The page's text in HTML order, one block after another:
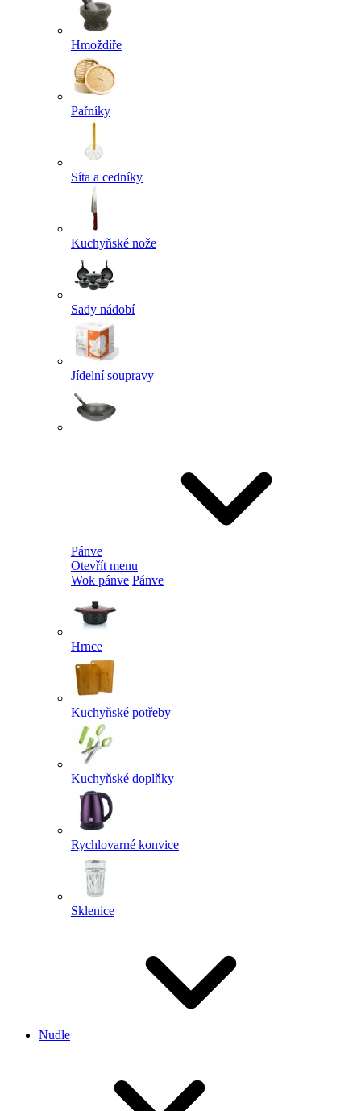
Hmoždíře
Pařníky
Síta a cedníky
Kuchyňské nože
Sady nádobí
Jídelní soupravy
Pánve
Otevřít menu
Wok pánve Pánve
Hrnce
Kuchyňské potřeby
Kuchyňské doplňky
Rychlovarné konvice
Sklenice
Nudle